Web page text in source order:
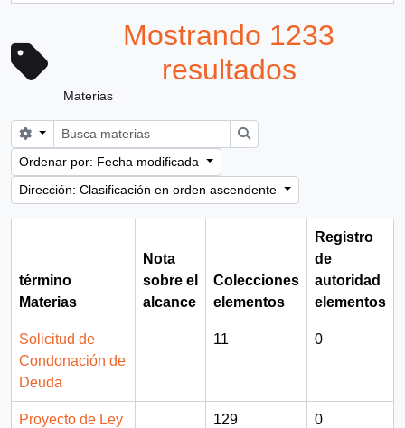
Mostrando 1233
resultados
Materias
Search options
Ordenar por: Fecha modificada
Dirección: Clasificación en orden ascendente
término
Materias
Nota
sobre el
alcance
Colecciones
elementos
Registro
de
autoridad
elementos
Solicitud de
Condonación de
Deuda
11 0
Proyecto de Ley 129 0